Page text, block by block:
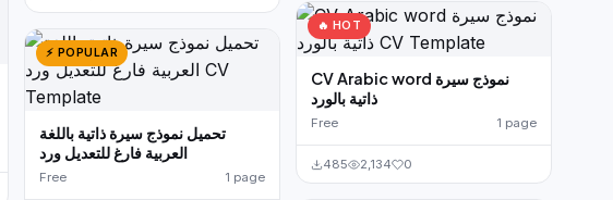
⚡ POPULAR
تحميل نموذج سيرة ذاتية باللغة
العربية فارغ للتعديل ورد
Free 1 page
🔥 HOT
CV Arabic word نموذج سيرة
ذاتية بالورد
Free 1 page
485 2,134 0